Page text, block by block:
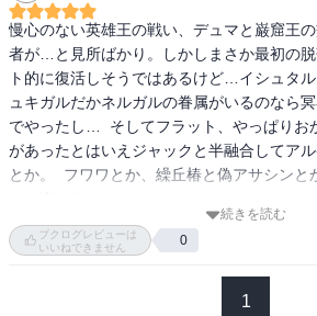
慢心のない英雄王の戦い、デュマと巌窟王
者が…と見所ばかり。しかしまさか最初の
ト的に復活しそうではあるけど…イシュタ
ュキガルだかネルガルの眷属がいるのなら
でやったし…  そしてフラット、やっぱりお
があったとはいえジャックと半融合してア
とか。  フワワとか、繰丘椿と偽アサシンと
続きを読む
ブクログレビューは
いいねできません
0
1